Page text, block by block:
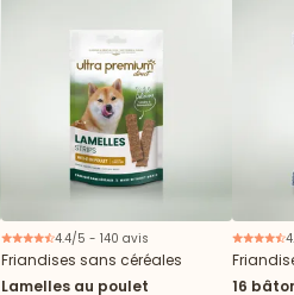
4.4/5 - 140 avis
Friandises sans céréales
Lamelles au poulet
16